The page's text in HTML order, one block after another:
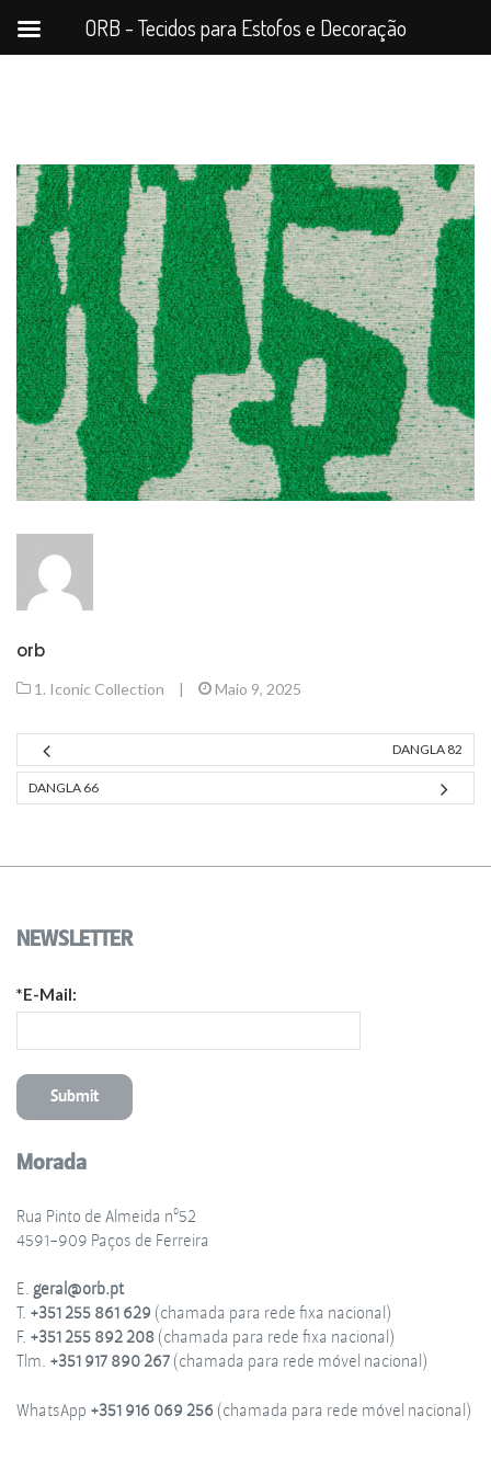
orb
1. Iconic Collection | Maio 9, 2025
DANGLA 82
DANGLA 66
NEWSLETTER
*E-Mail:
Morada
Rua Pinto de Almeida nº52
4591-909 Paços de Ferreira
E. geral@orb.pt
T. +351 255 861 629 (chamada para rede fixa nacional)
F. +351 255 892 208(chamada para rede fixa nacional)
Tlm. +351 917 890 267(chamada para rede móvel nacional)
WhatsApp +351 916 069 256 (chamada para rede móvel nacional)
ORB - Tecidos para Estofos e Decoração